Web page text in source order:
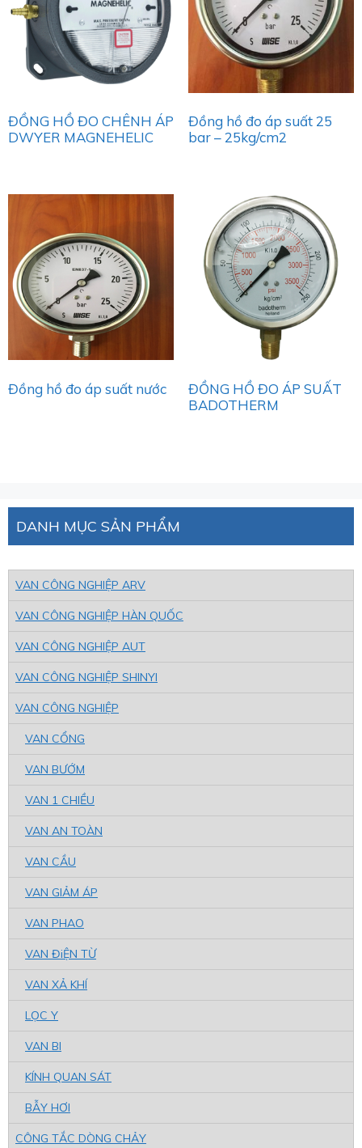
ĐỒNG HỒ ĐO CHÊNH ÁP
DWYER MAGNEHELIC
Đồng hồ đo áp suất 25
bar – 25kg/cm2
Đồng hồ đo áp suất nước
ĐỒNG HỒ ĐO ÁP SUẤT
BADOTHERM
DANH MỤC SẢN PHẨM
VAN CÔNG NGHIỆP ARV
VAN CÔNG NGHIỆP HÀN QUỐC
VAN CÔNG NGHIỆP AUT
VAN CÔNG NGHIỆP SHINYI
VAN CÔNG NGHIỆP
VAN CỔNG
VAN BƯỚM
VAN 1 CHIỀU
VAN AN TOÀN
VAN CẦU
VAN GIẢM ÁP
VAN PHAO
VAN ĐiỆN TỪ
VAN XẢ KHÍ
LỌC Y
VAN BI
KÍNH QUAN SÁT
BẪY HƠI
CÔNG TẮC DÒNG CHẢY